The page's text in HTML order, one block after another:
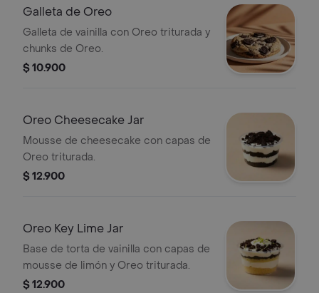
Galleta de Oreo
Galleta de vainilla con Oreo triturada y
chunks de Oreo.
$ 10.900
Oreo Cheesecake Jar
Mousse de cheesecake con capas de
Oreo triturada.
$ 12.900
Oreo Key Lime Jar
Base de torta de vainilla con capas de
mousse de limón y Oreo triturada.
$ 12.900